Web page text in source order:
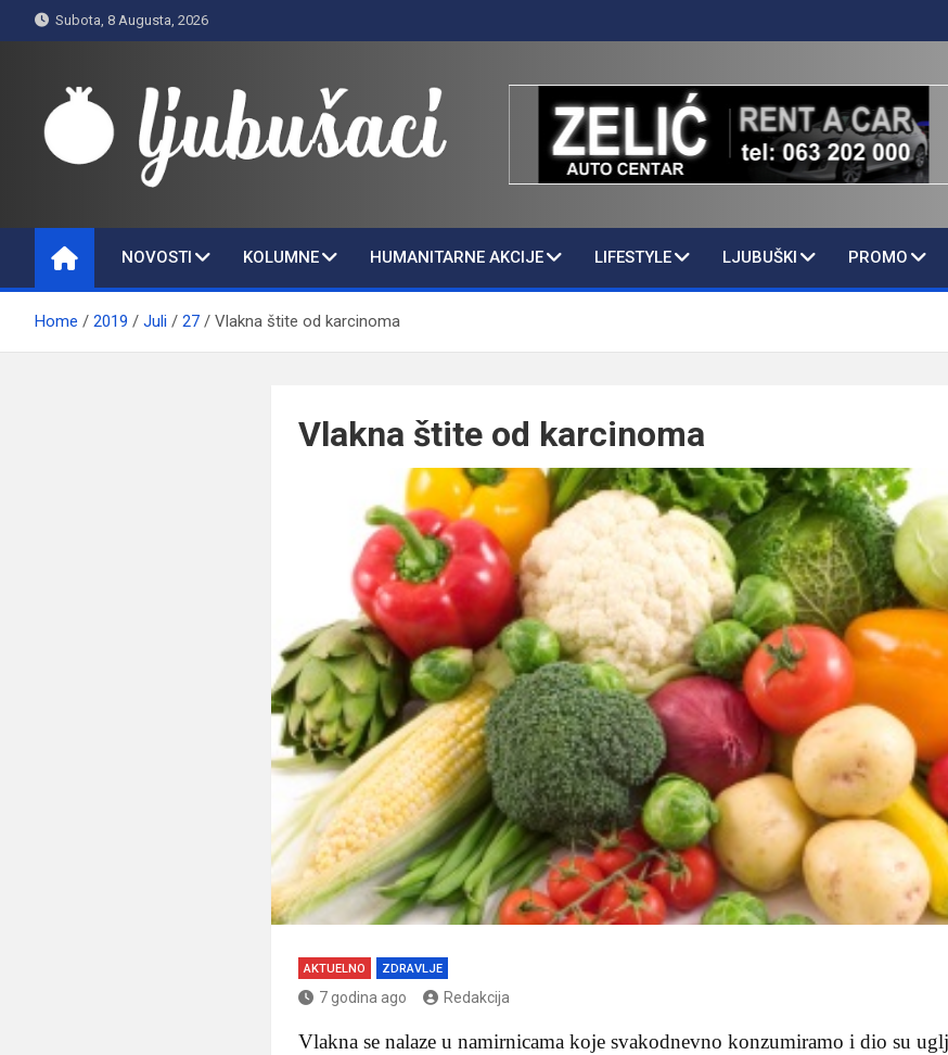
to
Subota, 8 Augusta, 2026
Ljubušaci
NOVOSTI KOLUMNE HUMANITARNE AKCIJE LIFESTYLE LJUBUŠKI PROMO
Home 2019 Juli 27 Vlakna štite od karcinoma
Vlakna štite od karcinoma
AKTUELNO ZDRAVLJE
7 godina ago Redakcija
Vlakna se nalaze u namirnicama koje svakodnevno konzumiramo i dio su